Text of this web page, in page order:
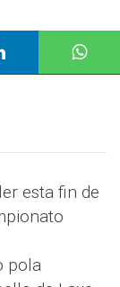
esta fin de
pola